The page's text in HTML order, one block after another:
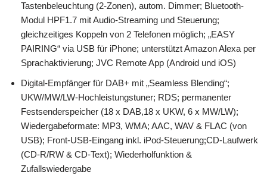
Tastenbeleuchtung (2-Zonen), autom. Dimmer; Bluetooth-
Modul HPF1.7 mit Audio-Streaming und Steuerung;
gleichzeitiges Koppeln von 2 Telefonen möglich; „EASY
PAIRING“ via USB für iPhone; unterstützt Amazon Alexa per
Sprachaktivierung; JVC Remote App (Android und iOS)
Digital-Empfänger für DAB+ mit „Seamless Blending“;
UKW/MW/LW-Hochleistungstuner; RDS; permanenter
Festsenderspeicher (18 x DAB,18 x UKW, 6 x MW/LW);
Wiedergabeformate: MP3, WMA; AAC, WAV & FLAC (von
USB); Front-USB-Eingang inkl. iPod-Steuerung;CD-Laufwerk
(CD-R/RW & CD-Text); Wiederholfunktion &
Zufallswiedergabe